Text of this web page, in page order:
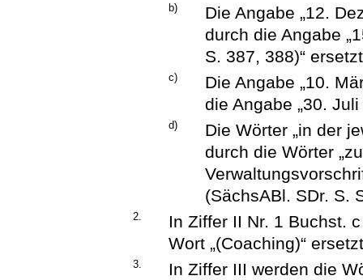
b)
Die Angabe „12.
durch die Angabe
S. 387, 388)“
c)
Die Angabe „10.
die Angabe „30.
d)
Die Wörter „in der
durch die Wörter
(SächsABl. SDr. S.
2.
In Ziffer II Nr. 1 Buchst.
Wort „(Coaching)“
3.
In Ziffer III werden die